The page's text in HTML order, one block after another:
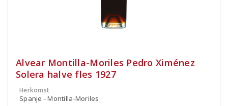
Alvear Montilla-Moriles Pedro Ximénez
Solera halve fles 1927
Herkomst
Spanje - Montilla-Moriles